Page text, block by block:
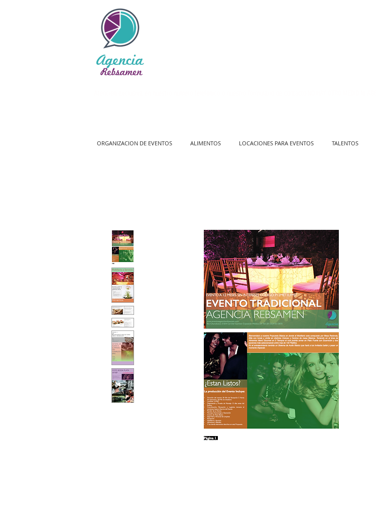
ORGANIZACION DE EVENTOS ALIMENTOS LOCACIONES PARA EVENTOS TALENTOS